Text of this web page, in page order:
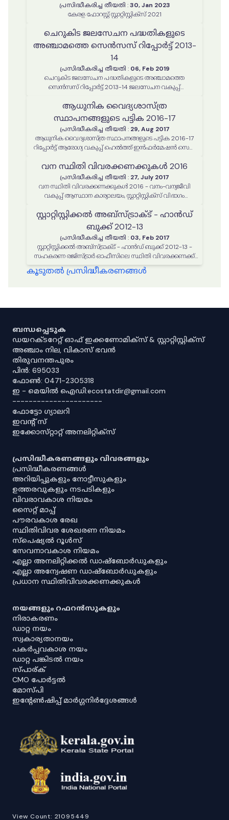
പ്രസിദ്ധീകരിച്ച തീയതി : 30, Jan 2023
കേരള ഫോറസ്റ്റ് സ്റ്റാറ്റിസ്റ്റിക്‌സ് 2021
ചെറുകിട ജലസേചന പദ്ധതികളുടെ
അഞ്ചാമത്തെ സെൻസസ് റിപ്പോർട്ട് 2013-
14
പ്രസിദ്ധീകരിച്ച തീയതി : 06, Feb 2019
ചെറുകിട ജലസേചന പദ്ധതികളുടെ അഞ്ചാമത്തെ
സെൻസസ് റിപ്പോർട്ട് 2013-14 ജലസേചന വകുപ്പ്
ആധുനിക വൈദ്യശാസ്ത്ര
സ്ഥാപനങ്ങളുടെ പട്ടിക 2016-17
പ്രസിദ്ധീകരിച്ച തീയതി : 29, Aug 2017
ആധുനിക വൈദ്യശാസ്ത്ര സ്ഥാപനങ്ങളുടെ പട്ടിക 2016-17
റിപ്പോര്‍ട്ട് ആരോഗ്യ വകുപ്പ് ഹെല്‍ത്ത് ഇന്‍ഫര്‍മേഷന്‍ സെല്‍
വന സ്ഥിതി വിവരക്കണക്കുകള്‍ 2016
പ്രസിദ്ധീകരിച്ച തീയതി : 27, July 2017
വന സ്ഥിതി വിവരക്കണക്കുകള്‍ 2016 - വനം-വന്യജീവി
വകുപ്പ് ആസ്ഥാന കാര്യാലയം, സ്റ്റാറ്റിസ്റ്റിക്സ് വിഭാഗം
സ്റ്റാറ്റിസ്റ്റിക്കല്‍ അബ്സ്ട്രാക്ട് - ഹാന്‍ഡ്
ബുക്ക് 2012-13
പ്രസിദ്ധീകരിച്ച തീയതി : 03, Feb 2017
സ്റ്റാറ്റിസ്റ്റിക്കല്‍ അബ്സ്ട്രാക്ട് - ഹാന്‍ഡ് ബുക്ക് 2012-13 -
സഹകരണ രജിസ്ട്രാര്‍ ഓഫീസിലെ സ്ഥിതി വിവരക്കണക്ക്
വിഭാഗം തയ്യാറാക്കിയത്
കൂടുതൽ പ്രസിദ്ധീകരണങ്ങൾ
ബന്ധപ്പെടുക
ഡയറക്ടറേറ്റ് ഓഫ് ഇക്കണോമിക്സ് & സ്റ്റാറ്റിസ്റ്റിക്സ്
അഞ്ചാം നില, വികാസ് ഭവൻ
തിരുവനന്തപുരം
പിൻ: 695033
ഫോൺ: 0471-2305318
ഇ - മെയിൽ ഐഡി:ecostatdir@gmail.com
----------------------
ഫോട്ടോ ഗ്യാലറി
ഇവൻ്റ് സ്
ഇക്കോസ്‌റ്റാറ്റ് അനലിറ്റിക്‌സ്
പ്രസിദ്ധീകരണങ്ങളും വിവരങ്ങളും
പ്രസിദ്ധീകരണങ്ങൾ
അറിയിപ്പുകളും നോട്ടീസുകളും
ഉത്തരവുകളും നടപടികളും
വിവരാവകാശ നിയമം
സൈറ്റ് മാപ്പ്
പൗരവകാശ രേഖ
സ്ഥിതിവിവര ശേഖരണ നിയമം
സ്‌പെഷ്യൽ റൂൾസ്
സേവനാവകാശ നിയമം
എല്ലാ അനലിറ്റിക്കൽ ഡാഷ്‌ബോർഡുകളും
എല്ലാ അന്വേഷണ ഡാഷ്‌ബോർഡുകളും
പ്രധാന സ്ഥിതിവിവരക്കണക്കുകൾ
നയങ്ങളും റഫറൻസുകളും
നിരാകരണം
ഡാറ്റ നയം
സ്വകാര്യതാനയം
പകർപ്പവകാശ നയം
ഡാറ്റ പങ്കിടൽ നയം
സ്പാര്ക്
CMO പോർട്ടൽ
മോസ്പി
ഇൻ്റേൺഷിപ്പ് മാർഗ്ഗനിർദ്ദേശങ്ങൾ
View Count: 21095449